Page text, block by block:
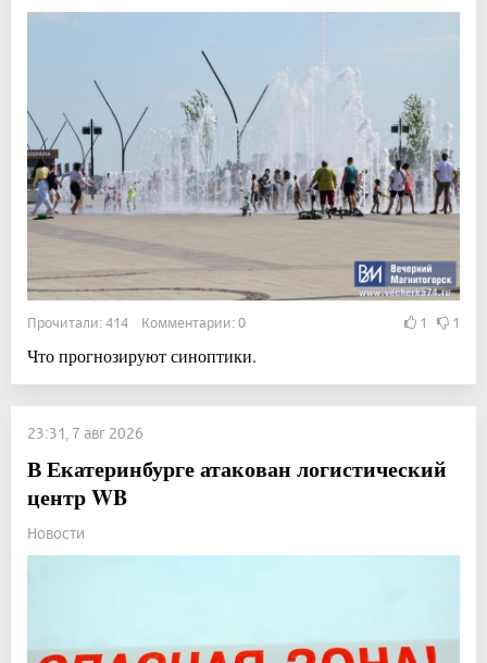
Прочитали: 414 Комментарии: 0 1 1
Что прогнозируют синоптики.
23:31, 7 авг 2026
В Екатеринбурге атакован логистический
центр WB
Новости